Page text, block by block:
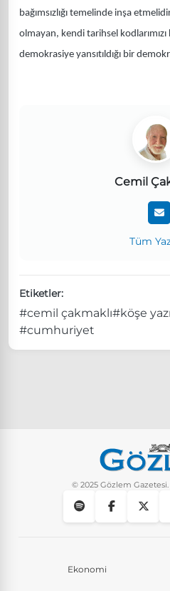
bağımsızlığı temelinde inşa
olmayan, kendi tarihsel
demokrasiye yansıtıldığı bir
Cemil
Tüm
Etiketler:
#cemil çakmaklı#köşe
#cumhuriyet
© 2025 Gözlem Gazetesi.
Ekonomi